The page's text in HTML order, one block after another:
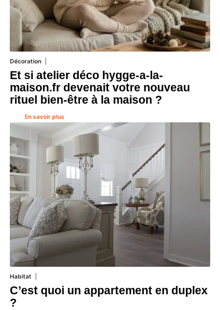
Décoration
Et si atelier déco hygge-a-la-
maison.fr devenait votre nouveau
rituel bien-être à la maison ?
En savoir plus
Habitat
C’est quoi un appartement en duplex
?